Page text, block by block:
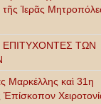
τῆς Ἱερᾶς
ΤΩΝ
Μαρκέλλης καὶ 31η
Ἐπίσκοπον